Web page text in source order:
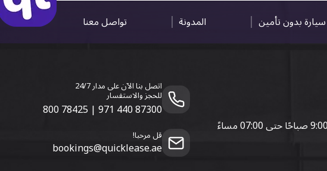
سيارة بدون تأمين المدونة تواصل معنا
اتصل بنا الآن على مدار 24/7
للحجز والاستفسار
800 78425 | 971 440 87300
قل مرحبا!
bookings@quicklease.ae